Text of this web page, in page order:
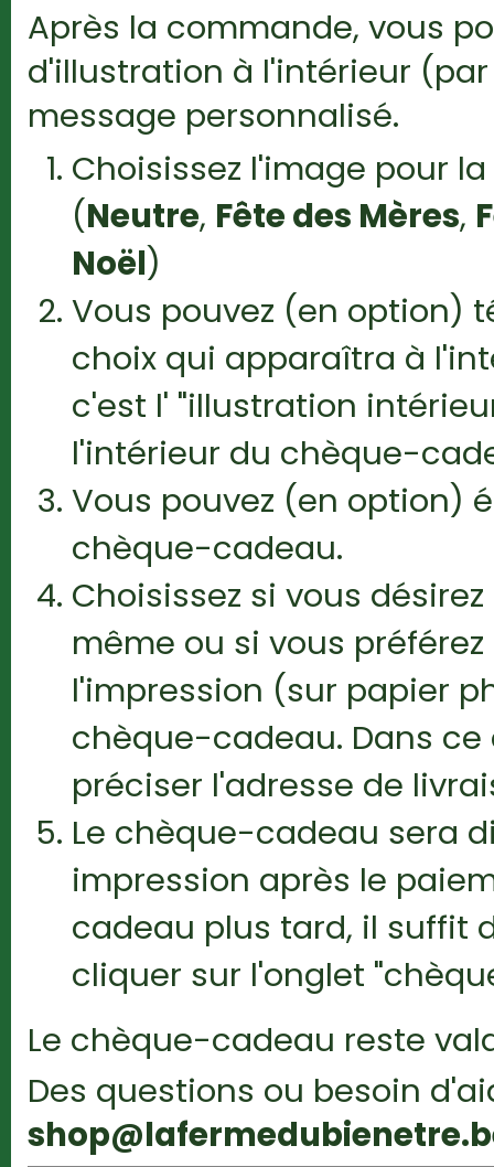
Après la commande, vous
d'illustration à l'intérieur
message personnalisé.
Choisissez l'image pour
(Neutre, Fête des Mères,
Noël)
Vous pouvez (en option)
choix qui apparaîtra à
c'est l' "illustration
l'intérieur du chèque-
Vous pouvez (en option)
chèque-cadeau.
Choisissez si vous
même ou si vous
l'impression (sur papier
chèque-cadeau. Dans
préciser l'adresse de
Le chèque-cadeau sera
impression après le
cadeau plus tard, il suffit
cliquer sur l'onglet
Le chèque-cadeau reste
Des questions ou besoin